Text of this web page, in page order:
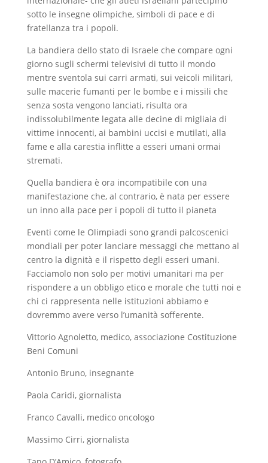
sotto le insegne olimpiche, simboli di pace e di
fratellanza tra i popoli.
La bandiera dello stato di Israele che compare ogni
giorno sugli schermi televisivi di tutto il mondo
mentre sventola sui carri armati, sui veicoli militari,
sulle macerie fumanti per le bombe e i missili che
senza sosta vengono lanciati, risulta ora
indissolubilmente legata alle decine di migliaia di
vittime innocenti, ai bambini uccisi e mutilati, alla
fame e alla carestia inflitte a esseri umani ormai
stremati.
Quella bandiera è ora incompatibile con una
manifestazione che, al contrario, è nata per essere
un inno alla pace per i popoli di tutto il pianeta
Eventi come le Olimpiadi sono grandi palcoscenici
mondiali per poter lanciare messaggi che mettano al
centro la dignità e il rispetto degli esseri umani.
Facciamolo non solo per motivi umanitari ma per
rispondere a un obbligo etico e morale che tutti noi e
chi ci rappresenta nelle istituzioni abbiamo e
dovremmo avere verso l’umanità sofferente.
Vittorio Agnoletto, medico, associazione Costituzione
Beni Comuni
Antonio Bruno, insegnante
Paola Caridi, giornalista
Franco Cavalli, medico oncologo
Massimo Cirri, giornalista